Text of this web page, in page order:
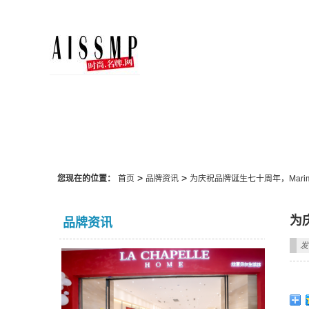
您现在的位置： 首页> 品牌资讯> 为庆祝品牌诞生七十周年，
品牌资讯 为